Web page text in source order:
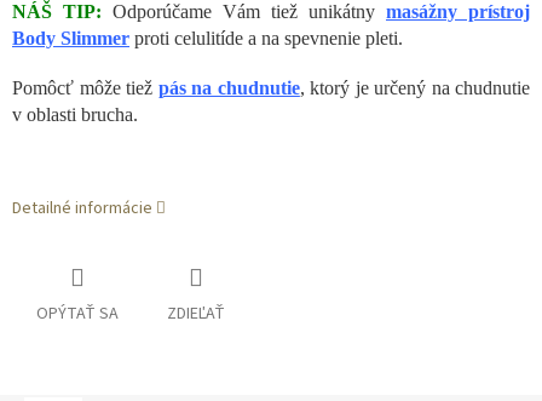
NÁŠ TIP: Odporúčame Vám tiež unikátny masážny prístroj
Body Slimmer proti celulitíde a na spevnenie pleti.
Pomôcť môže tiež pás na chudnutie, ktorý je určený na chudnutie
v oblasti brucha.
Detailné informácie
OPÝTAŤ SA ZDIEĽAŤ